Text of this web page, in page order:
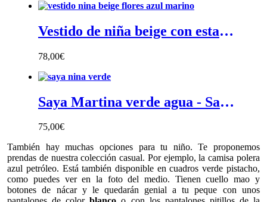
Vestido de niña beige con estampado de flores azul marino - Vestido niña beige en estampado de flores azul marino y naranja con cuello barco y mangas a codo
78,00€
Saya Martina verde agua - Saya de niña verde agua con espalda en pico y lazo en espalda, 50% lino 50% algodón
75,00€
También hay muchas opciones para tu niño. Te proponemos
prendas de nuestra colección casual. Por ejemplo, la camisa polera
azul petróleo. Está también disponible en cuadros verde pistacho,
como puedes ver en la foto del medio. Tienen cuello mao y
botones de nácar y le quedarán genial a tu peque con unos